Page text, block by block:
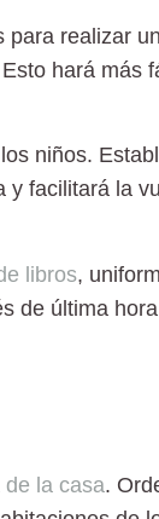
para realizar
hará más
niños.
y facilitará la
libros,
de última
de la casa.